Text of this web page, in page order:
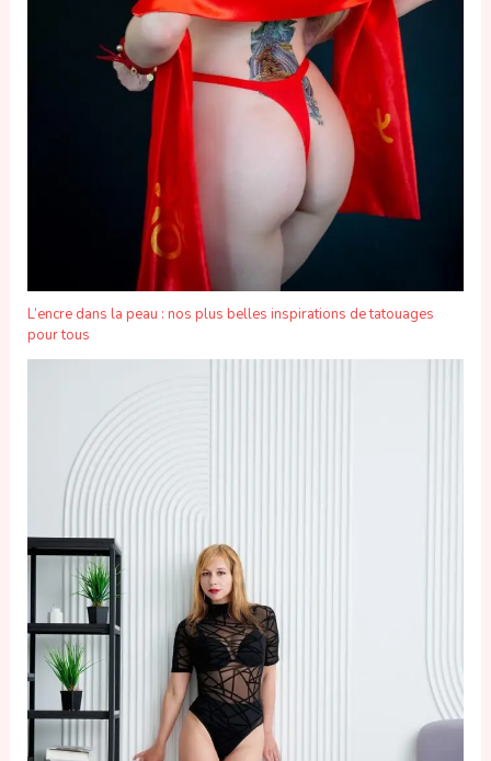
L’encre dans la peau : nos plus belles inspirations de tatouages
pour tous